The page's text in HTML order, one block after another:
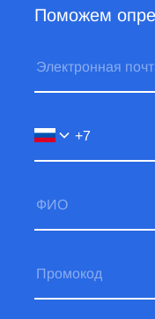
Поможем